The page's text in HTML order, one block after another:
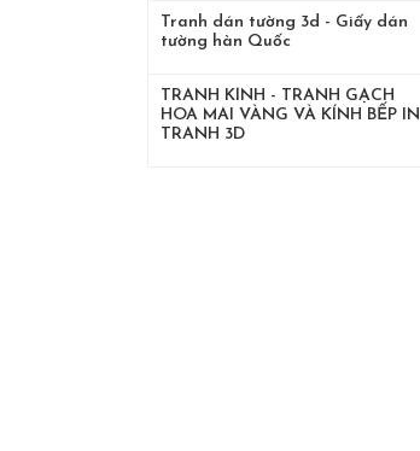
Tranh dán tường 3d - Giấy dán
tường hàn Quốc
TRANH KÍNH - TRANH GẠCH
HOA MAI VÀNG VÀ KÍNH BẾP IN
TRANH 3D